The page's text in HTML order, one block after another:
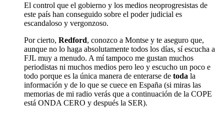
El control que el gobierno y los medios neoprogresistas de
este país han conseguido sobre el poder judicial es
escandaloso y vergonzoso.
Por cierto, Redford, conozco a Montse y te aseguro que,
aunque no lo haga absolutamente todos los días, sí escucha a
FJL muy a menudo. A mí tampoco me gustan muchos
periodistas ni muchos medios pero leo y escucho un poco e
todo porque es la única manera de enterarse de toda la
información y de lo que se cuece en España (si miras las
memorias de mi radio verás que a continuación de la COPE
está ONDA CERO y después la SER).